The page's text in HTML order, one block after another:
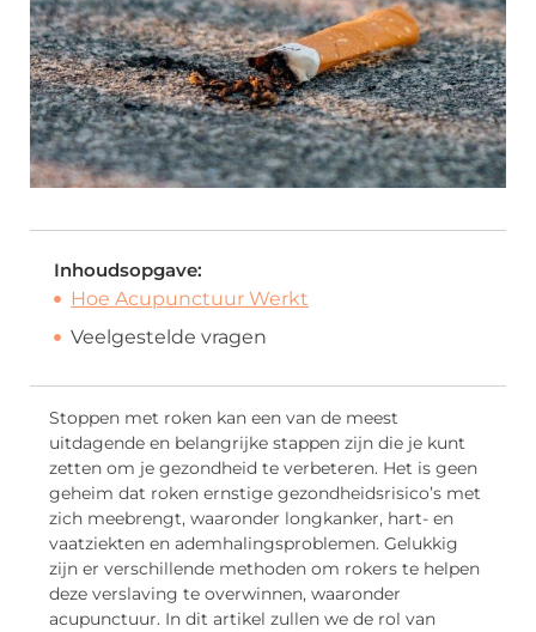
Inhoudsopgave:
Hoe Acupunctuur Werkt
Veelgestelde vragen
Stoppen met roken kan een van de meest
uitdagende en belangrijke stappen zijn die je kunt
zetten om je gezondheid te verbeteren. Het is geen
geheim dat roken ernstige gezondheidsrisico’s met
zich meebrengt, waaronder longkanker, hart- en
vaatziekten en ademhalingsproblemen. Gelukkig
zijn er verschillende methoden om rokers te helpen
deze verslaving te overwinnen, waaronder
acupunctuur. In dit artikel zullen we de rol van